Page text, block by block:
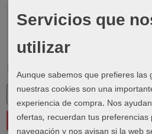
Marcas
Servicios que
utilizar
Aunque sabemos que prefieres las
nuestras cookies son una
experiencia de compra. Nos
ofertas, recuerdan tus preferencias